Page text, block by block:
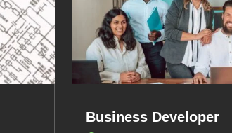
Business Developer